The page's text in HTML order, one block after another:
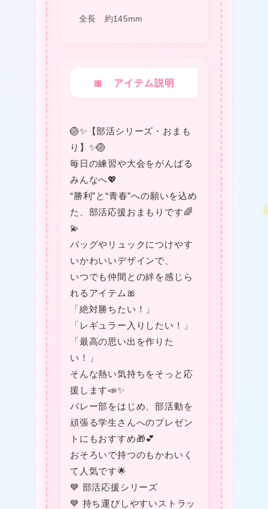
全長 約145mm
🎀 アイテム説明
🏐✨【部活シリーズ・おまも
り】✨🏐
毎日の練習や大会をがんばる
みんなへ💖
“勝利”と“青春”への願いを込め
た、部活応援おまもりです🌈
💫
バッグやリュックにつけやす
いかわいいデザインで、
いつでも仲間との絆を感じら
れるアイテム🎀
「絶対勝ちたい！」
「レギュラー入りしたい！」
「最高の思い出を作りた
い！」
そんな熱い気持ちをそっと応
援します📣✨
バレー部をはじめ、部活動を
頑張る学生さんへのプレゼン
トにもおすすめ🎁💕
おそろいで持つのもかわいく
て人気です🌟
💙 部活応援シリーズ
💙 持ち運びしやすいストラッ
★
★
❤
★